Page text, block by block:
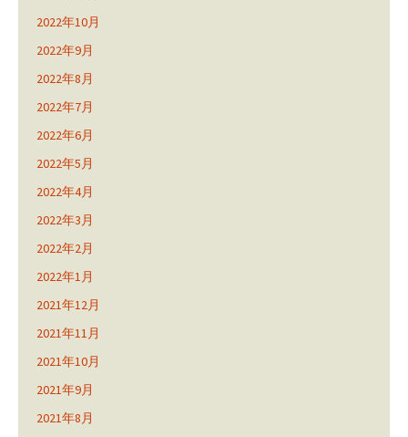
2022年10月
2022年9月
2022年8月
2022年7月
2022年6月
2022年5月
2022年4月
2022年3月
2022年2月
2022年1月
2021年12月
2021年11月
2021年10月
2021年9月
2021年8月